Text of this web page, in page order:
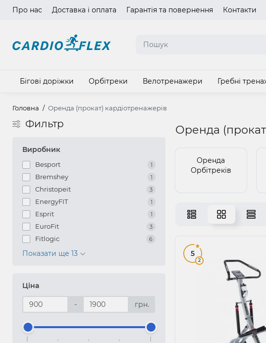
Про нас Доставка і оплата Гарантія та повернення Контакти
Бігові доріжки Орбітреки Велотренажери Гребні
Головна Оренда (прокат) кардіотренажерів
Фильтр
Виробник
Besport 1
Bremshey 1
Christopeit 3
EnergyFIT 1
Esprit 1
EuroFit 3
Fitlogic 6
Показати ще 13
Ціна
- грн.
Оренда
Оренда
Орбітреків
5
2